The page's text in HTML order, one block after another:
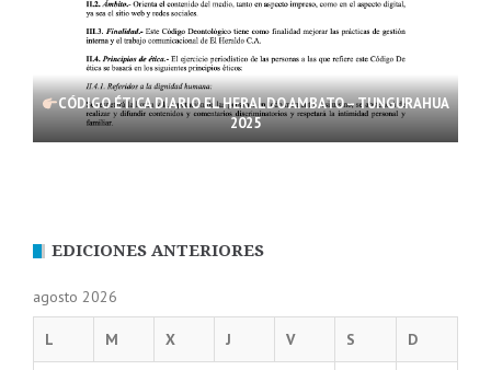
CÓDIGO ÉTICA DIARIO EL HERALDO AMBATO – TUNGURAHUA
2025
EDICIONES ANTERIORES
agosto 2026
L M X J V S D